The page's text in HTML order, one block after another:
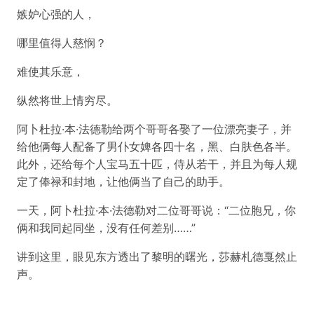
嫉妒心强的人，
哪里值得人慈悯？
难使其乐意，
纵然将世上情穷尽。
阿卜杜拉·本·法德勒给两个哥哥各娶了一位漂亮妻子，并
给他俩每人配备了男仆女婢各四十名，黑、白肤色各半。
此外，还给每个人宝马五十匹，侍从若干，并且为每人规
定了俸禄和封地，让他俩当了自己的助手。
一天，阿卜杜拉·本·法德勒对二位哥哥说：“二位胞兄，你
俩和我同起同坐，没有任何差别……”
讲到这里，眼见东方透出了黎明的曙光，莎赫札德戛然止
声。